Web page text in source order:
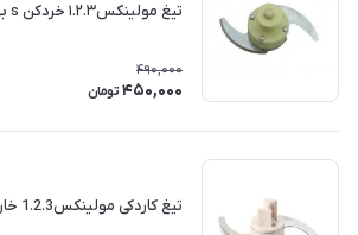
تیغ مولینکس۱.۲.۳ خردکن s بهشرق
490,000
450,000 تومان
تیغ کاردکی مولینکس1.2.3 خارجی